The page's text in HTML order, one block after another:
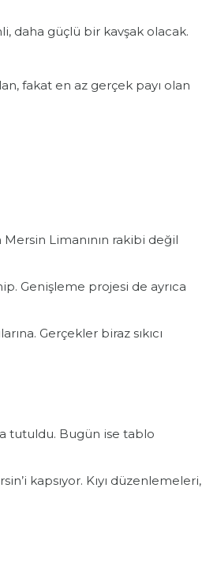
daha güçlü bir kavşak olacak.
fakat en az gerçek payı olan
Limanının rakibi değil
Genişleme projesi de ayrıca
Gerçekler biraz sıkıcı
tutuldu. Bugün ise tablo
kapsıyor. Kıyı düzenlemeleri,